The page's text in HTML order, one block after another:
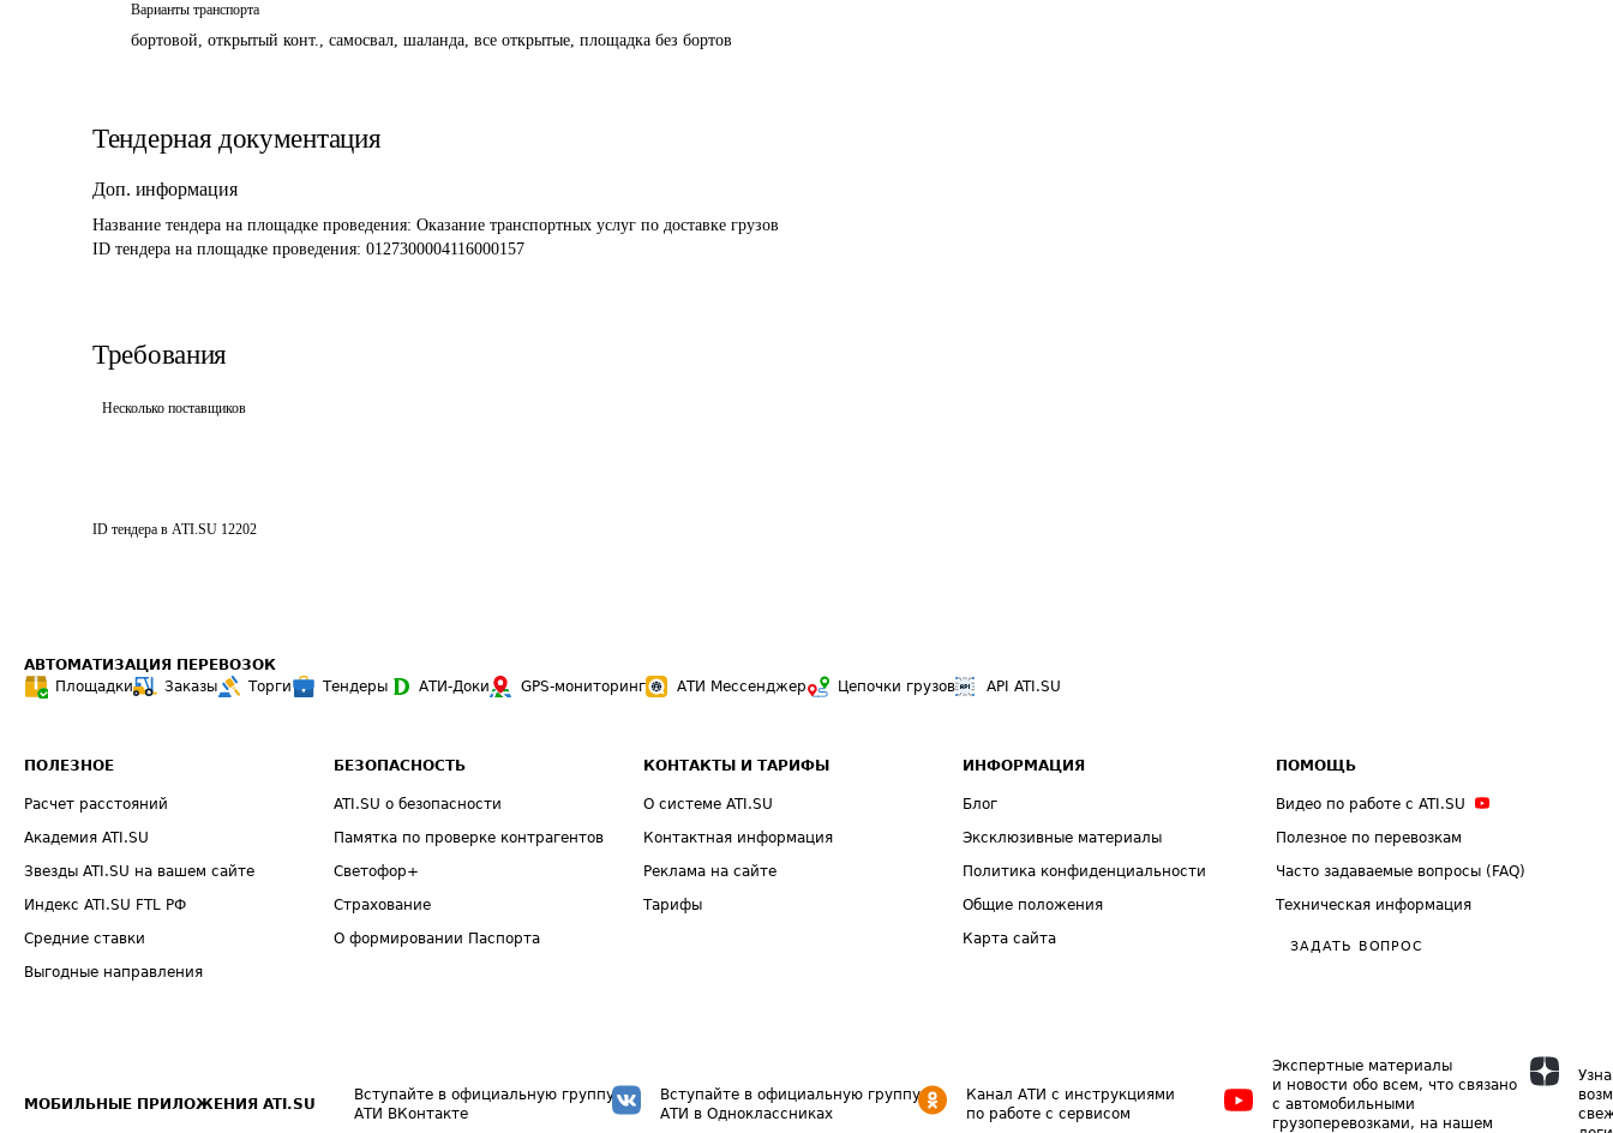
Варианты транспорта
бортовой, открытый конт., самосвал, шаланда, все открытые, площадка без бортов
Тендерная документация
Доп. информация
Название тендера на площадке проведения: Оказание транспортных услуг по доставке грузов
ID тендера на площадке проведения: 0127300004116000157
Требования
Несколько поставщиков
ID тендера в ATI.SU 12202
АВТОМАТИЗАЦИЯ ПЕРЕВОЗОК
Площадки
Заказы Торги Тендеры АТИ-Доки GPS-мониторинг АТИ Мессенджер Цепочки грузов API ATI.SU
ПОЛЕЗНОЕ
Расчет расстояний
Академия ATI.SU
Звезды ATI.SU на вашем сайте
Индекс ATI.SU FTL РФ
Средние ставки
Выгодные направления
БЕЗОПАСНОСТЬ
ATI.SU о безопасности
Памятка по проверке контрагентов
Светофор+
Страхование
О формировании Паспорта
КОНТАКТЫ И ТАРИФЫ
О системе ATI.SU
Контактная информация
Реклама на сайте
Тарифы
ИНФОРМАЦИЯ
Блог
Эксклюзивные материалы
Политика конфиденциальности
Общие положения
Карта сайта
ПОМОЩЬ
Видео по работе с ATI.SU
Полезное по перевозкам
Часто задаваемые вопросы (FAQ)
Техническая информация
ЗАДАТЬ ВОПРОС
МОБИЛЬНЫЕ ПРИЛОЖЕНИЯ ATI.SU
Вступайте в официальную группу
АТИ ВКонтакте
Вступайте в официальную группу
АТИ в Одноклассниках
Канал АТИ с инструкциями
по работе с сервисом
Экспертные материалы
и новости обо всем, что связано
с автомобильными
грузоперевозками, на нашем